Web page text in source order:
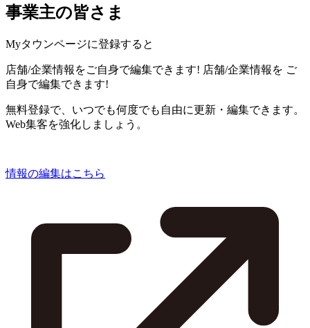
事業主の皆さま
Myタウンページに登録すると
店舗/企業情報をご自身で編集できます! 店舗/企業情報を ご
自身で編集できます!
無料登録で、いつでも何度でも自由に更新・編集できます。
Web集客を強化しましょう。
情報の編集はこちら